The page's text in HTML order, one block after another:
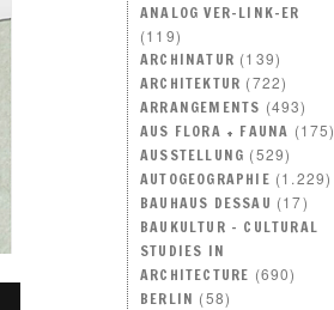
ANALOG VER-LINK-ER
(119)
ARCHINATUR (139)
ARCHITEKTUR (722)
ARRANGEMENTS (493)
AUS FLORA + FAUNA (175)
AUSSTELLUNG (529)
AUTOGEOGRAPHIE (1.229)
BAUHAUS DESSAU (17)
BAUKULTUR – CULTURAL
STUDIES IN
ARCHITECTURE (690)
BERLIN (58)